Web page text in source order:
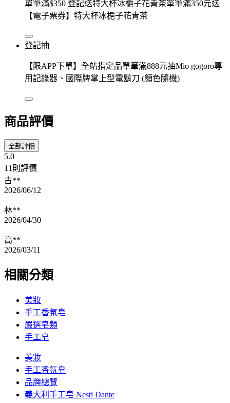
單筆滿$350 登記送特大杯冰梔子花青茶單筆滿350元送
【電子票券】特大杯冰梔子花青茶
登記抽
【限APP下單】全站指定品單筆滿888元抽Mio gogoro專
用記錄器、國際牌掌上型電鬍刀 (顏色隨機)
商品評價
全部評價
5.0
11則評價
古**
2026/06/12
林**
2026/04/30
高**
2026/03/11
相關分類
美妝
手工香氛皂
嚴選皂類
手工皂
美妝
手工香氛皂
品牌總覽
義大利手工皂 Nesti Dante